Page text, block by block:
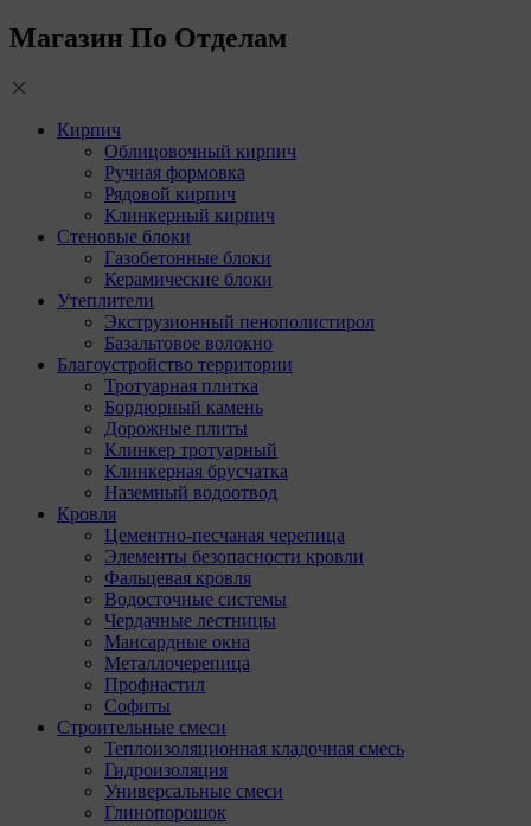
Магазин По Отделам
Кирпич
Облицовочный кирпич
Ручная формовка
Рядовой кирпич
Клинкерный кирпич
Стеновые блоки
Газобетонные блоки
Керамические блоки
Утеплители
Экструзионный пенополистирол
Базальтовое волокно
Благоустройство территории
Тротуарная плитка
Бордюрный камень
Дорожные плиты
Клинкер тротуарный
Клинкерная брусчатка
Наземный водоотвод
Кровля
Цементно-песчаная черепица
Элементы безопасности кровли
Фальцевая кровля
Водосточные системы
Чердачные лестницы
Мансардные окна
Металлочерепица
Профнастил
Софиты
Строительные смеси
Теплоизоляционная кладочная смесь
Гидроизоляция
Универсальные смеси
Глинопорошок